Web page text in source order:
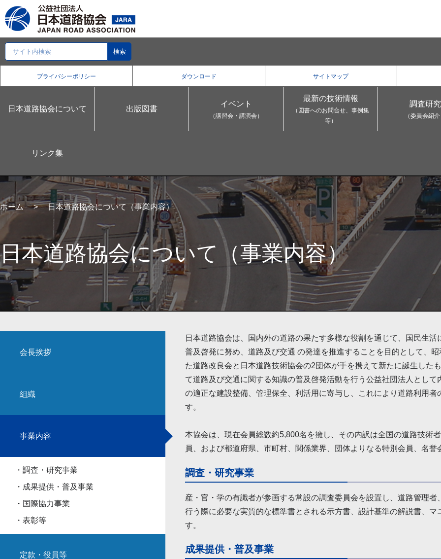
プライバシーポリシー ダウンロード サイトマップ
日本道路協会について 出版図書
イベント
（講習会・講演会）
最新の技術情報
（図書へのお問合せ、事例集
等）
調査研究
（委員会紹
リンク集
ホーム 日本道路協会について（事業内容）
日本道路協会について（事業内容）
会長挨拶
組織
事業内容
・調査・研究事業
・成果提供・普及事業
・国際協力事業
・表彰等
定款・役員等
日本道路協会は、国内外の道路の果たす多様な役割を通じて、国民生
普及啓発に努め、道路及び交通 の発達を推進することを目的として、
た道路改良会と日本道路技術協会の2団体が手を携えて新たに誕生した
て道路及び交通に関する知識の普及啓発活動を行う公益社団法人とし
の適正な建設整備、管理保全、利活用に寄与し、これにより道路利用
す。
本協会は、現在会員総数約5,800名を擁し、その内訳は全国の道路技術
員、および都道府県、市町村、関係業界、団体よりなる特別会員、名
調査・研究事業
産・官・学の有識者が参画する常設の調査委員会を設置し、道路管理
行う際に必要な実質的な標準書とされる示方書、設計基準の解説書、
す。
成果提供・普及事業